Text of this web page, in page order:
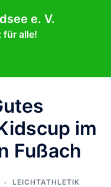
e. V.
für alle!
im
Fußach
LEICHTATHLETIK